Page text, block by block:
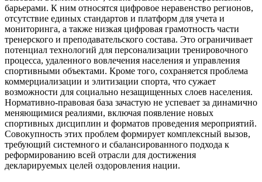
барьерами. К ним относятся цифровое неравенство регионов,
отсутствие единых стандартов и платформ для учета и
мониторинга, а также низкая цифровая грамотность части
тренерского и преподавательского состава. Это ограничивает
потенциал технологий для персонализации тренировочного
процесса, удаленного вовлечения населения и управления
спортивными объектами. Кроме того, сохраняется проблема
коммерциализации и элитизации спорта, что сужает
возможности для социально незащищенных слоев населения.
Нормативно-правовая база зачастую не успевает за динамично
меняющимися реалиями, включая появление новых
спортивных дисциплин и форматов проведения мероприятий.
Совокупность этих проблем формирует комплексный вызов,
требующий системного и сбалансированного подхода к
реформированию всей отрасли для достижения
декларируемых целей оздоровления нации.